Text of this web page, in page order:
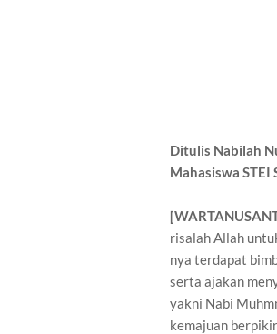
Ditulis Nabilah
Mahasiswa STEI
risalah Allah
nya terdapat
serta ajakan
yakni Nabi
kemajuan